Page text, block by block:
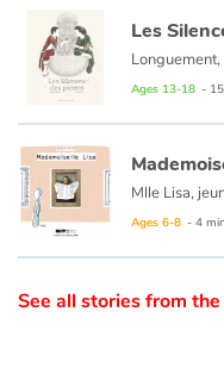
Contraste +
Help
Home
Family
Les
Les pierres
Ages 13-18 -
Ni une ni
Ages 6-8 - 4 min
See all stories from